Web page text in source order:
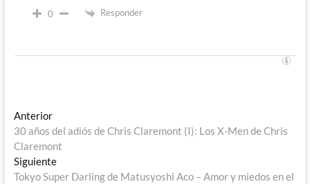
0 Responder
Navegación
de
entradas
AnteriorEntrada
anterior:
30 años del adiós de Chris Claremont (I): Los X-Men de Chris
Claremont
SiguienteEntrada
siguiente:
Tokyo Super Darling de Matusyoshi Aco – Amor y miedos en el